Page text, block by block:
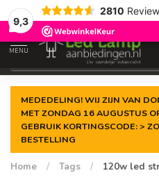
9,3
2810
Gegarandeerde delaagste
MENU
MEDEDELING! WIJ ZIJN VAN
MET ZONDAG 16 AUGUSTUS
GEBRUIK KORTINGSCODE: >
BESTELLING
Home / Tags / 120w led